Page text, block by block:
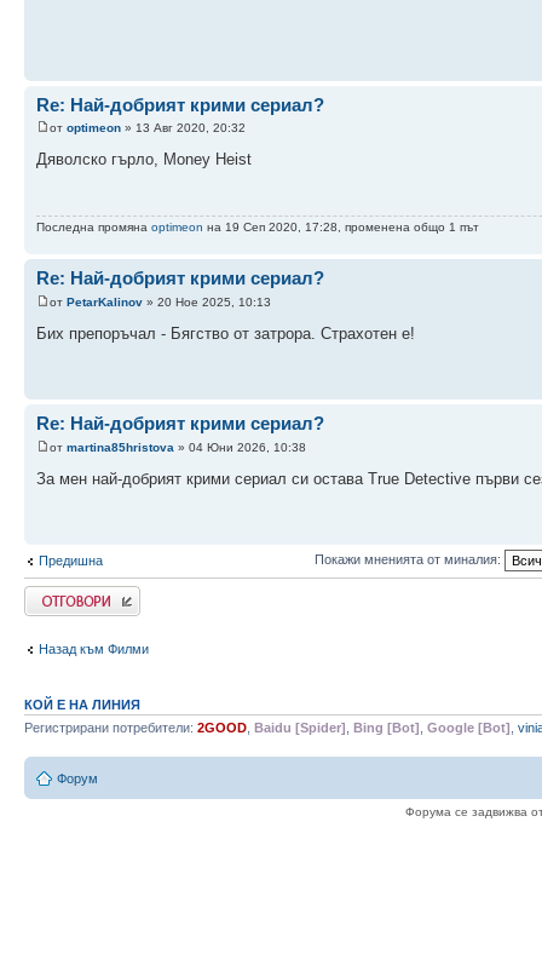
Re: Най-добрият крими сериал?
от optimeon » 13 Авг 2020, 20:32
Дяволско гърло, Money Heist
Последна промяна optimeon на 19 Сеп 2020, 17:28, променена общо 1 път
Re: Най-добрият крими сериал?
от PetarKalinov » 20 Ное 2025, 10:13
Бих препоръчал - Бягство от затрора. Страхотен е!
Re: Най-добрият крими сериал?
от martina85hristova » 04 Юни 2026, 10:38
За мен най-добрият крими сериал си остава True Detective първи
Предишна Покажи мненията от миналия:
Напиши коментар
Назад към Филми
КОЙ Е НА ЛИНИЯ
Регистрирани потребители: 2GOOD Baidu [Spider] Bing [Bot] Google [Bot]
Форум
Форума се задвижва